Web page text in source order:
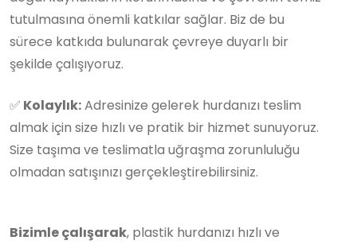
tutulmasına önemli katkılar sağlar. Biz de bu
sürece katkıda bulunarak çevreye duyarlı bir
şekilde çalışıyoruz.
✅ Kolaylık:Adresinize gelerek hurdanızı teslim
almak için size hızlı ve pratik bir hizmet sunuyoruz.
Size taşıma ve teslimatla uğraşma zorunluluğu
olmadan satışınızı gerçekleştirebilirsiniz.
Bizimle çalışarak, plastik hurdanızı hızlı ve